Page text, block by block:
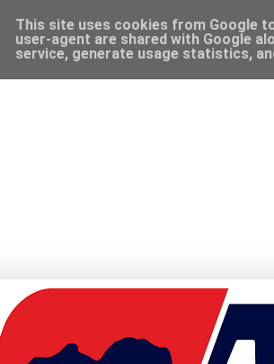
This site uses cookies from Google
user-agent are shared with Google
service, generate usage statistics,